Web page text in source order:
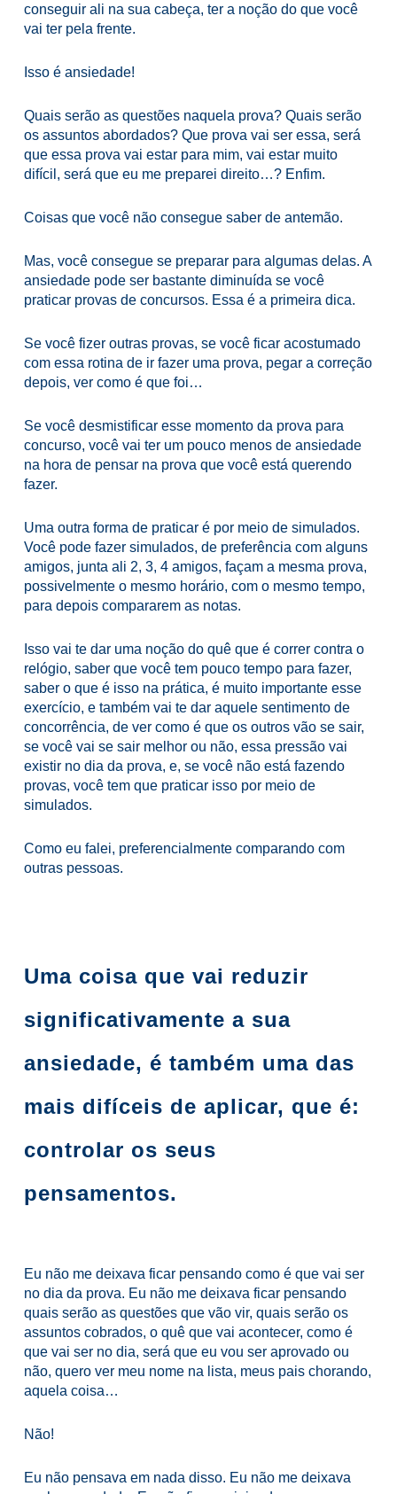
conseguir ali na sua cabeça, ter a noção do que você
vai ter pela frente.
Isso é ansiedade!
Quais serão as questões naquela prova? Quais serão
os assuntos abordados? Que prova vai ser essa, será
que essa prova vai estar para mim, vai estar muito
difícil, será que eu me preparei direito…? Enfim.
Coisas que você não consegue saber de antemão.
Mas, você consegue se preparar para algumas delas. A
ansiedade pode ser bastante diminuída se você
praticar provas de concursos. Essa é a primeira dica.
Se você fizer outras provas, se você ficar acostumado
com essa rotina de ir fazer uma prova, pegar a correção
depois, ver como é que foi…
Se você desmistificar esse momento da prova para
concurso, você vai ter um pouco menos de ansiedade
na hora de pensar na prova que você está querendo
fazer.
Uma outra forma de praticar é por meio de simulados.
Você pode fazer simulados, de preferência com alguns
amigos, junta ali 2, 3, 4 amigos, façam a mesma prova,
possivelmente o mesmo horário, com o mesmo tempo,
para depois compararem as notas.
Isso vai te dar uma noção do quê que é correr contra o
relógio, saber que você tem pouco tempo para fazer,
saber o que é isso na prática, é muito importante esse
exercício, e também vai te dar aquele sentimento de
concorrência, de ver como é que os outros vão se sair,
se você vai se sair melhor ou não, essa pressão vai
existir no dia da prova, e, se você não está fazendo
provas, você tem que praticar isso por meio de
simulados.
Como eu falei, preferencialmente comparando com
outras pessoas.
Uma coisa que vai reduzir
significativamente a sua
ansiedade, é também uma das
mais difíceis de aplicar, que é:
controlar os seus
pensamentos.
Eu não me deixava ficar pensando como é que vai ser
no dia da prova. Eu não me deixava ficar pensando
quais serão as questões que vão vir, quais serão os
assuntos cobrados, o quê que vai acontecer, como é
que vai ser no dia, será que eu vou ser aprovado ou
não, quero ver meu nome na lista, meus pais chorando,
aquela coisa…
Não!
Eu não pensava em nada disso. Eu não me deixava